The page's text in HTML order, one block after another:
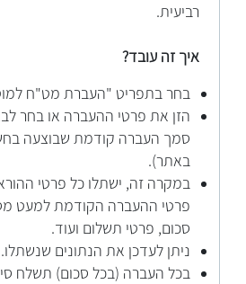
רביעית.
איך זה עובד?
בחר בתפריט "העברת מט"ח
הזן את פרטי ההעברה או בחר
סמך העברה קודמת שבוצעה
באתר).
במקרה זה, ישתלו כל פרטי
פרטי ההעברה הקודמת למעט
סכום, פרטי תשלום ועוד.
ניתן לעדכן את הנתונים שנשתלו.
בכל העברה (בכל סכום) תשלח